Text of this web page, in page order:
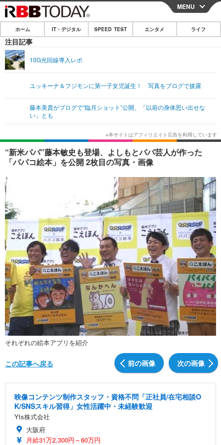
CLOSE
ホーム
IT・デジタル
ショッピング その他
エンタメTOP
韓国・芸能
音楽 スポーツ
ショッピング その他
ライフ
ライフTOP グルメ
ペット ショッピング
リリース一覧
プッシュ通知の停止方法
MENU
ホーム IT・デジタル SPEED TEST エンタメ ライフ
注目記事
10G光回線導入レポ
ユッキーナ＆フジモンに第一子女児誕生！ 写真をブログで披露
藤本美貴がブログで“臨月ショット”公開、「以前の身体思い出せな
い」とも
“新米パパ”藤本敏史も登場、よしもとパパ芸人が作った
「パパコ絵本」を公開 2枚目の写真・画像
それぞれの絵本アプリを紹介
前の画像 次の画像
この記事へ戻る
映像コンテンツ制作スタッフ・資格不問「正社員/在宅相談O
K/SNSスキル習得」女性活躍中・未経験歓迎
Yts株式会社
大阪府
月給31万2,300円～60万円